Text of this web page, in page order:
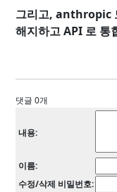
그리고, anthropic
해지하고 API 로 통
댓글 0개
내용:
이름:
수정/삭제 비밀번호: